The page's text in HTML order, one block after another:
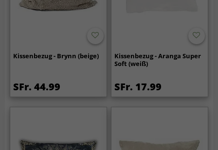
Kissenbezug - Brynn (beige)
SFr. 44.99
Kissenbezug - Aranga Super
Soft (weiß)
SFr. 17.99